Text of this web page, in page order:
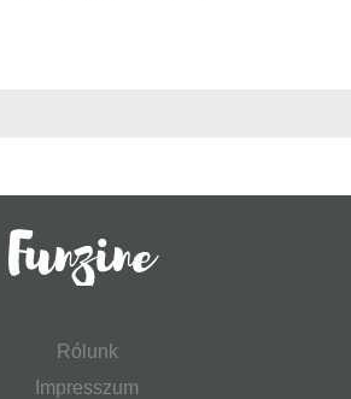
Rólunk
Impresszum